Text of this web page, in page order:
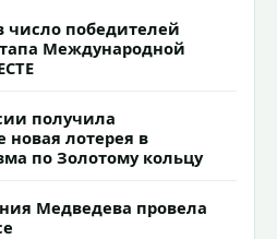
число победителей
Международной
получила
новая лотерея в
по Золотому кольцу
Медведева провела